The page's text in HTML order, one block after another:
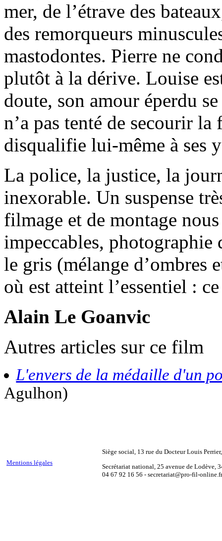
mer, de l’étrave des
des remorqueurs
mastodontes. Pierre ne
plutôt à la dérive. Louise
doute, son amour éperdu
n’a pas tenté de secourir
disqualifie lui-même à ses
La police, la justice, la
inexorable. Un suspense
filmage et de montage
impeccables, photographie
le gris (mélange d’ombres
où est atteint l’essentiel :
Alain Le Goanvic
Autres articles sur ce film
L'envers de la médaille d'un
Agulhon)
Mentions légales
Siège social, 13 rue du Docteur Louis
Secrétariat national, 25 avenue de Lodève,
04 67 92 16 56 - secretariat@pro-fil-online.fr